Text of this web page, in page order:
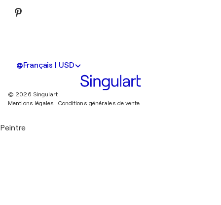
Français | USD
© 2026 Singulart
Mentions légales. Conditions générales de vente
Peintre